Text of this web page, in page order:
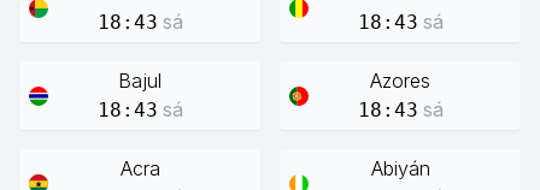
18:43 sá 18:43 sá
Bajul
18:43 sá
Azores
18:43 sá
Acra Abiyán